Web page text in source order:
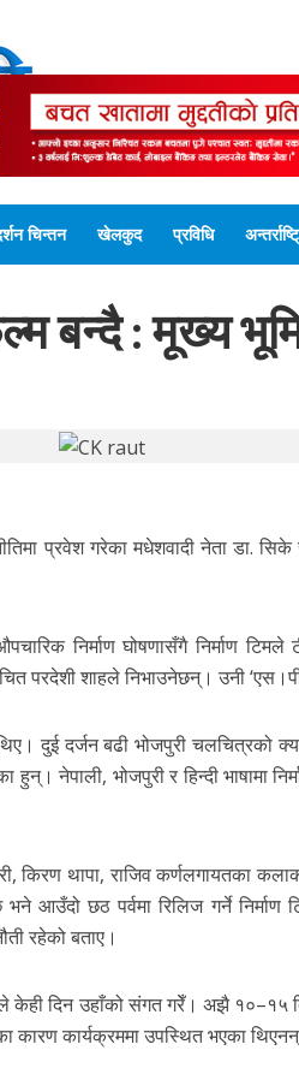
चिन्तन खेलकुद प्रविधि
बन्दै : मूख्य
प्रवेश गरेका मधेशवादी नेता डा.
निर्माण घोषणासँगै निर्माण
परदेशी शाहले निभाउनेछन्। उनी
दुई दर्जन बढी भोजपुरी चलचित्रको
नेपाली, भोजपुरी र हिन्दी भाषामा
किरण थापा, राजिव कर्णलगायतका
छठ पर्वमा रिलिज गर्ने निर्माण
रहेको बताए।
केही दिन उहाँको संगत गरेँ। अझै
कारण कार्यक्रममा उपस्थित भएका